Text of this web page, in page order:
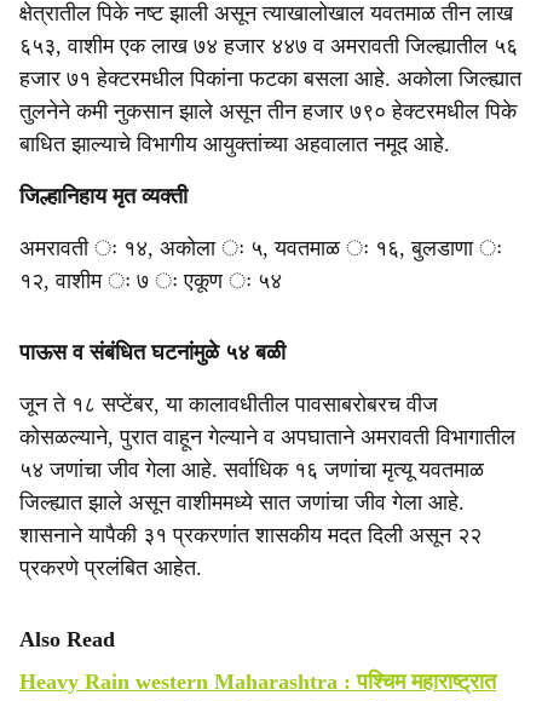
क्षेत्रातील पिके नष्ट झाली असून त्याखालोखाल यवतमाळ तीन लाख
६५३, वाशीम एक लाख ७४ हजार ४४७ व अमरावती जिल्ह्यातील ५६
हजार ७१ हेक्टरमधील पिकांना फटका बसला आहे. अकोला जिल्ह्यात
तुलनेने कमी नुकसान झाले असून तीन हजार ७९० हेक्टरमधील पिके
बाधित झाल्याचे विभागीय आयुक्तांच्या अहवालात नमूद आहे.
जिल्हानिहाय मृत व्यक्ती
अमरावती ः १४, अकोला ः ५, यवतमाळ ः १६, बुलडाणा ः
१२, वाशीम ः ७ ः एकूण ः ५४
पाऊस व संबंधित घटनांमुळे ५४ बळी
जून ते १८ सप्टेंबर, या कालावधीतील पावसाबरोबरच वीज
कोसळल्याने, पुरात वाहून गेल्याने व अपघाताने अमरावती विभागातील
५४ जणांचा जीव गेला आहे. सर्वाधिक १६ जणांचा मृत्यू यवतमाळ
जिल्ह्यात झाले असून वाशीममध्ये सात जणांचा जीव गेला आहे.
शासनाने यापैकी ३१ प्रकरणांत शासकीय मदत दिली असून २२
प्रकरणे प्रलंबित आहेत.
Also Read
Heavy Rain western Maharashtra : पश्चिम महाराष्ट्रात